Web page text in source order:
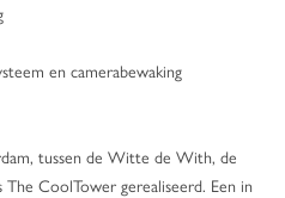
en camerabewaking
tussen de Witte de With, de
The CoolTower gerealiseerd. Een in